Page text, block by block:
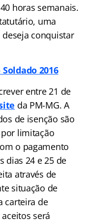
horas semanais.
uma
conquistar
2016
entre 21 de
da PM-MG. A
de isenção são
limitação
o pagamento
dias 24 e 25 de
através de
situação de
carteira de
será